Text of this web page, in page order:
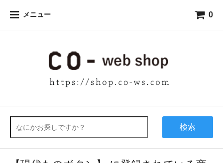
メニュー 0
検索